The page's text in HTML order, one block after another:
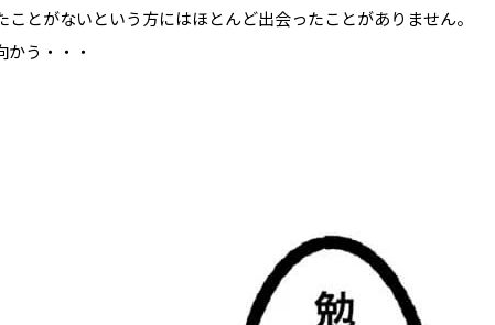
とがないという方にはほとんど出会ったことがありません。
う・・・